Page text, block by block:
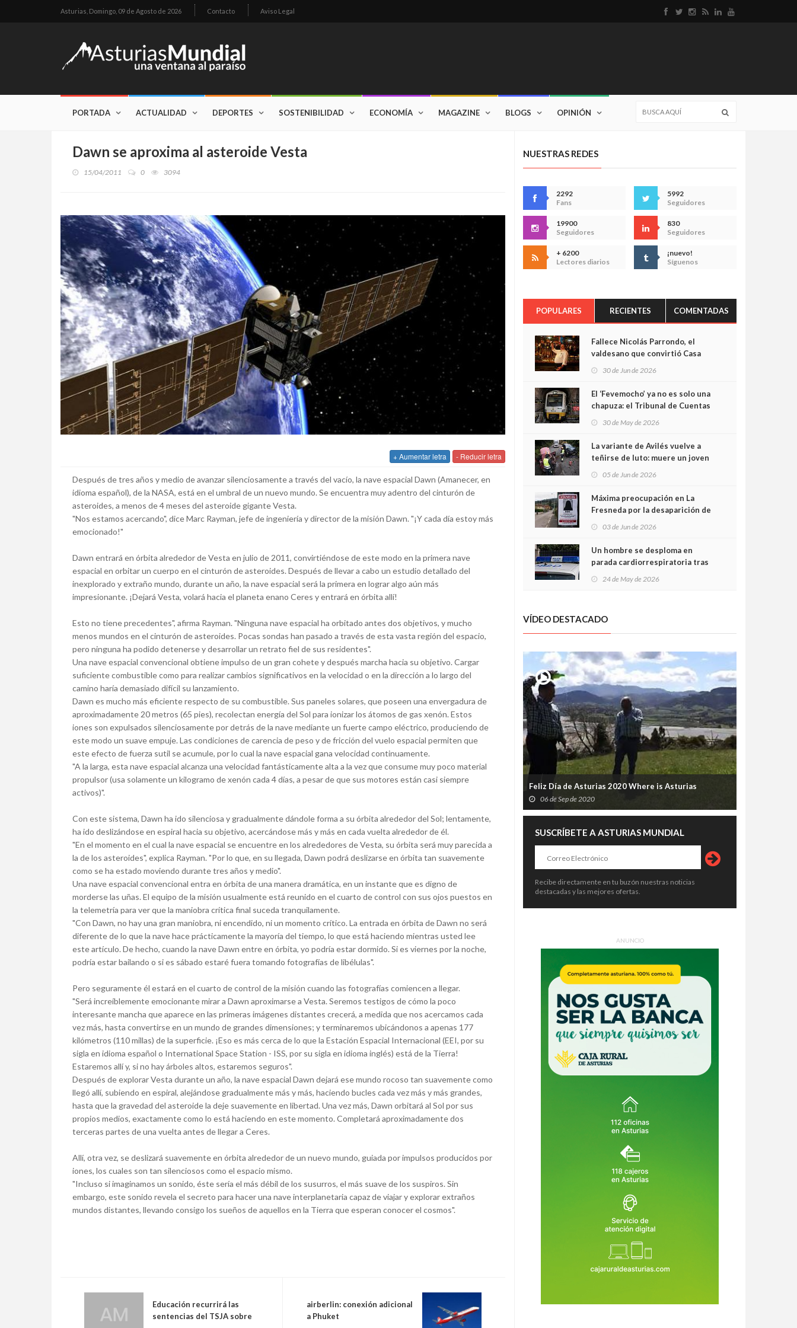
Asturias, Domingo, 09 de Agosto de 2026 Contacto Aviso Legal
PORTADA ACTUALIDAD DEPORTES SOSTENIBILIDAD ECONOMÍA MAGAZINE BLOGS OPINIÓN
Dawn se aproxima al asteroide Vesta
15/04/2011 0 3094
+ Aumentar letra - Reducir letra
Después de tres años y medio de avanzar silenciosamente a través del vacío, la nave espacial Dawn (Amanecer, en
idioma español), de la NASA, está en el umbral de un nuevo mundo. Se encuentra muy adentro del cinturón de
asteroides, a menos de 4 meses del asteroide gigante Vesta.
"Nos estamos acercando", dice Marc Rayman, jefe de ingeniería y director de la misión Dawn. "¡Y cada día estoy más
emocionado!"
Dawn entrará en órbita alrededor de Vesta en julio de 2011, convirtiéndose de este modo en la primera nave
espacial en orbitar un cuerpo en el cinturón de asteroides. Después de llevar a cabo un estudio detallado del
inexplorado y extraño mundo, durante un año, la nave espacial será la primera en lograr algo aún más
impresionante. ¡Dejará Vesta, volará hacia el planeta enano Ceres y entrará en órbita allí!
Esto no tiene precedentes", afirma Rayman. "Ninguna nave espacial ha orbitado antes dos objetivos, y mucho
menos mundos en el cinturón de asteroides. Pocas sondas han pasado a través de esta vasta región del espacio,
pero ninguna ha podido detenerse y desarrollar un retrato fiel de sus residentes".
Una nave espacial convencional obtiene impulso de un gran cohete y después marcha hacia su objetivo. Cargar
suficiente combustible como para realizar cambios significativos en la velocidad o en la dirección a lo largo del
camino haría demasiado difícil su lanzamiento.
Dawn es mucho más eficiente respecto de su combustible. Sus paneles solares, que poseen una envergadura de
aproximadamente 20 metros (65 pies), recolectan energía del Sol para ionizar los átomos de gas xenón. Estos
iones son expulsados silenciosamente por detrás de la nave mediante un fuerte campo eléctrico, produciendo de
este modo un suave empuje. Las condiciones de carencia de peso y de fricción del vuelo espacial permiten que
este efecto de fuerza sutil se acumule, por lo cual la nave espacial gana velocidad continuamente.
"A la larga, esta nave espacial alcanza una velocidad fantásticamente alta a la vez que consume muy poco material
propulsor (usa solamente un kilogramo de xenón cada 4 días, a pesar de que sus motores están casi siempre
activos)".
Con este sistema, Dawn ha ido silenciosa y gradualmente dándole forma a su órbita alrededor del Sol; lentamente,
ha ido deslizándose en espiral hacia su objetivo, acercándose más y más en cada vuelta alrededor de él.
"En el momento en el cual la nave espacial se encuentre en los alrededores de Vesta, su órbita será muy parecida a
la de los asteroides", explica Rayman. "Por lo que, en su llegada, Dawn podrá deslizarse en órbita tan suavemente
como se ha estado moviendo durante tres años y medio".
Una nave espacial convencional entra en órbita de una manera dramática, en un instante que es digno de
morderse las uñas. El equipo de la misión usualmente está reunido en el cuarto de control con sus ojos puestos en
la telemetría para ver que la maniobra crítica final suceda tranquilamente.
"Con Dawn, no hay una gran maniobra, ni encendido, ni un momento crítico. La entrada en órbita de Dawn no será
diferente de lo que la nave hace prácticamente la mayoría del tiempo, lo que está haciendo mientras usted lee
este artículo. De hecho, cuando la nave Dawn entre en órbita, yo podría estar dormido. Si es viernes por la noche,
podría estar bailando o si es sábado estaré fuera tomando fotografías de libélulas".
Pero seguramente él estará en el cuarto de control de la misión cuando las fotografías comiencen a llegar.
"Será increíblemente emocionante mirar a Dawn aproximarse a Vesta. Seremos testigos de cómo la poco
interesante mancha que aparece en las primeras imágenes distantes crecerá, a medida que nos acercamos cada
vez más, hasta convertirse en un mundo de grandes dimensiones; y terminaremos ubicándonos a apenas 177
kilómetros (110 millas) de la superficie. ¡Eso es más cerca de lo que la Estación Espacial Internacional (EEI, por su
sigla en idioma español o International Space Station - ISS, por su sigla en idioma inglés) está de la Tierra!
Estaremos allí y, si no hay árboles altos, estaremos seguros".
Después de explorar Vesta durante un año, la nave espacial Dawn dejará ese mundo rocoso tan suavemente como
llegó allí, subiendo en espiral, alejándose gradualmente más y más, haciendo bucles cada vez más y más grandes,
hasta que la gravedad del asteroide la deje suavemente en libertad. Una vez más, Dawn orbitará al Sol por sus
propios medios, exactamente como lo está haciendo en este momento. Completará aproximadamente dos
terceras partes de una vuelta antes de llegar a Ceres.
Allí, otra vez, se deslizará suavemente en órbita alrededor de un nuevo mundo, guiada por impulsos producidos por
iones, los cuales son tan silenciosos como el espacio mismo.
"Incluso si imaginamos un sonido, éste sería el más débil de los susurros, el más suave de los suspiros. Sin
embargo, este sonido revela el secreto para hacer una nave interplanetaria capaz de viajar y explorar extraños
mundos distantes, llevando consigo los sueños de aquellos en la Tierra que esperan conocer el cosmos".
Educación recurrirá las
sentencias del TSJA sobre
airberlin: conexión adicional
a Phuket
NUESTRAS REDES
2292
Fans
5992
Seguidores
19900
Seguidores
830
Seguidores
+ 6200
Lectores diarios
¡nuevo!
Síguenos
POPULARES RECIENTES COMENTADAS
Fallece Nicolás Parrondo, el
valdesano que convirtió Casa
30 de Jun de 2026
El ‘Fevemocho’ ya no es solo una
chapuza: el Tribunal de Cuentas
sobrecoste de los trenes que no
cabían por los túneles
30 de May de 2026
La variante de Avilés vuelve a
teñirse de luto: muere un joven
05 de Jun de 2026
Máxima preocupación en La
Fresneda por la desaparición de
03 de Jun de 2026
Un hombre se desploma en
parada cardiorrespiratoria tras
24 de May de 2026
VÍDEO DESTACADO
Feliz Día de Asturias 2020 Where is Asturias
06 de Sep de 2020
SUSCRÍBETE A ASTURIAS MUNDIAL
Recibe directamente en tu buzón nuestras noticias
destacadas y las mejores ofertas.
ANUNCIO